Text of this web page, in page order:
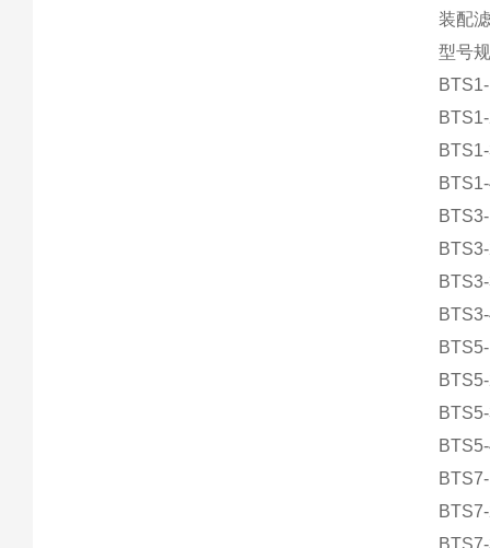
装配
型号